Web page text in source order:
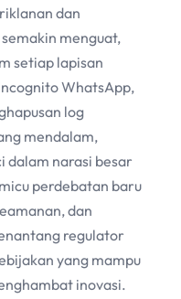
dan
menguat,
setiap lapisan
WhatsApp,
log
mendalam,
dalam narasi besar
perdebatan baru
dan
regulator
yang mampu
inovasi.